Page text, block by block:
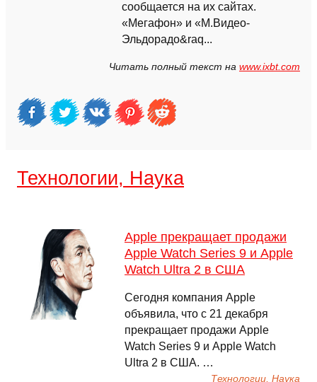
сообщается на их сайтах.
«Мегафон» и «М.Видео-
Эльдорадо&raq...
Читать полный текст на www.ixbt.com
Технологии, Наука
Apple прекращает продажи
Apple Watch Series 9 и Apple
Watch Ultra 2 в США
Сегодня компания Apple
объявила, что с 21 декабря
прекращает продажи Apple
Watch Series 9 и Apple Watch
Ultra 2 в США. …
Технологии, Наука